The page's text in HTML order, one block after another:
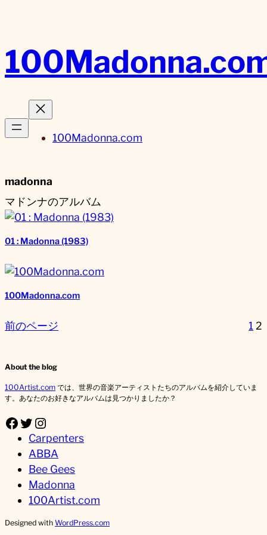
ス
キ
100Madonna.com
madonna
マドンナのアルバム
01 : Madonna (1983)
100Madonna.com
前のページ 1 2
About the blog
100Artist.com では、世界の音楽アーティストたちのアルバムを紹介していま
す。あなたのお好きなアルバムは見つかりましたか？
Facebook Twitter Instagram
Carpenters
ABBA
Bee Gees
Madonna
100Artist.com
Designed with WordPress.com